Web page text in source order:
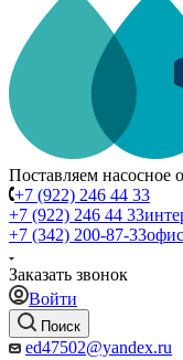
Поставляем насосное
+7 (922) 246 44 33
+7 (922) 246 44 33
+7 (342) 200-87-33офис
Заказать звонок
Войти
Поиск
ed47502@yandex.ru